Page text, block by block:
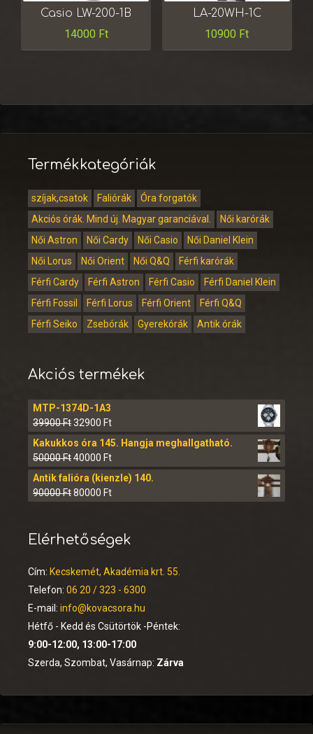
Casio LW-200-1B
14000 Ft
LA-20WH-1C
10900 Ft
Termékkategóriák
szíjak,csatok Faliórák
Óra forgatók
Akciós órák. Mind új. Magyar garanciával.
Női karórák
Női Astron
Női Cardy Női Casio
Női Daniel Klein
Női Lorus
Női Orient Női Q&Q
Férfi karórák
Férfi Cardy
Férfi Astron Férfi Casio
Férfi Daniel Klein
Férfi Fossil
Férfi Lorus Férfi Orient
Férfi Q&Q
Férfi Seiko
Zsebórák Gyerekórák Antik órák
Akciós termékek
MTP-1374D-1A3
39900Ft32900 Ft
Kakukkos óra 145. Hangja meghallgatható.
50000Ft40000 Ft
Antik falióra (kienzle) 140.
90000Ft80000 Ft
Elérhetőségek
Cím: Kecskemét, Akadémia krt. 55.
Telefon: 06 20 / 323 - 6300
E-mail: info@kovacsora.hu
Hétfő - Kedd és Csütörtök -Péntek:
9:00-12:00, 13:00-17:00
Szerda, Szombat, Vasárnap: Zárva